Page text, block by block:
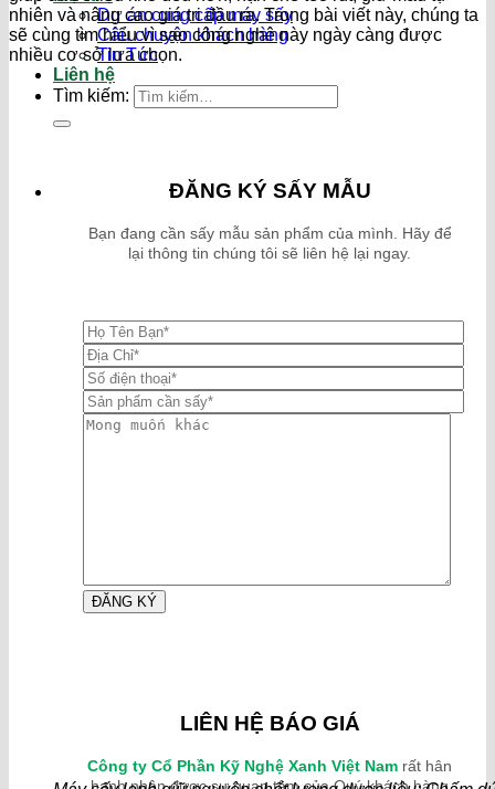
Dự án cung cấp máy sấy
Câu chuyện khách hàng
Tin Tức
Liên hệ
Tìm kiếm:
ĐĂNG KÝ SẤY MẪU
Bạn đang cần sấy mẫu sản phẩm của mình. Hãy để
lại thông tin chúng tôi sẽ liên hệ lại ngay.
LIÊN HỆ BÁO GIÁ
Công ty Cổ Phần Kỹ Nghệ Xanh Việt Nam rất hân
nhiên và nâng cao giá trị đầu ra. Trong bài viết này, chúng ta
sẽ cùng tìm hiểu vì sao công nghệ này ngày càng được
nhiều cơ sở lựa chọn.